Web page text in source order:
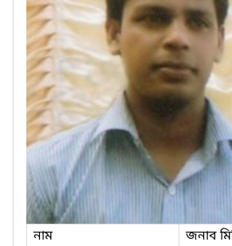
নাম
জনাব